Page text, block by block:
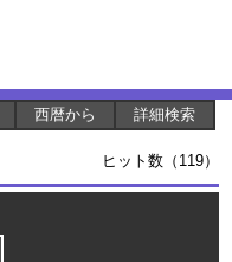
西暦から 詳細検索
ヒット数（119）